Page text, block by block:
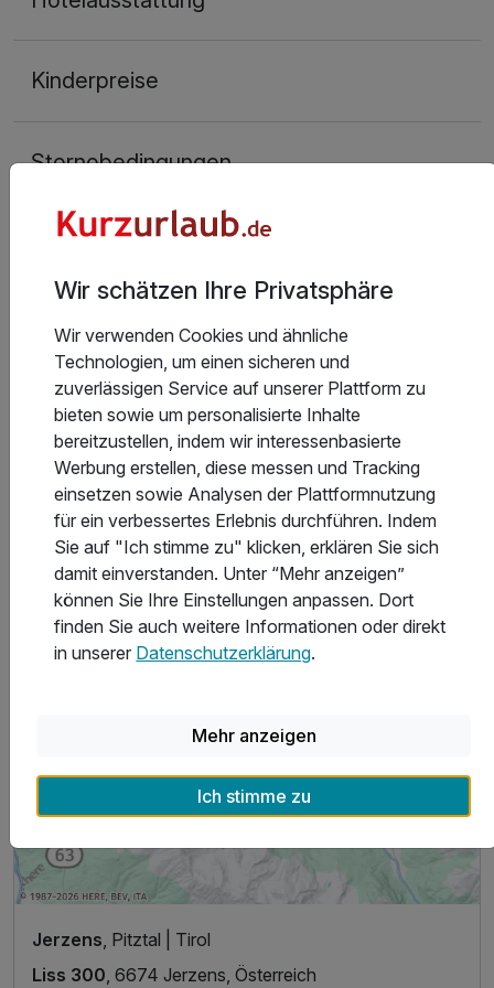
Kinderpreise
Stornobedingungen
Allgemeine Geschäftsbedingungen
Hoteladresse
Jerzens, Pitztal | Tirol
Liss 300, 6674 Jerzens, Österreich
Wir schätzen Ihre Privatsphäre
Wir verwenden Cookies und ähnliche
Technologien, um einen sicheren und
zuverlässigen Service auf unserer Plattform zu
bieten sowie um personalisierte Inhalte
bereitzustellen, indem wir interessenbasierte
Werbung erstellen, diese messen und Tracking
einsetzen sowie Analysen der Plattformnutzung
für ein verbessertes Erlebnis durchführen. Indem
Sie auf "Ich stimme zu" klicken, erklären Sie sich
damit einverstanden. Unter “Mehr anzeigen”
können Sie Ihre Einstellungen anpassen. Dort
finden Sie auch weitere Informationen oder direkt
in unserer Datenschutzerklärung.
Mehr anzeigen
Ich stimme zu